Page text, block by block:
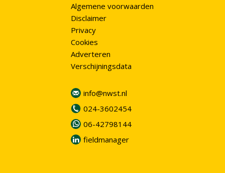
Algemene voorwaarden
Disclaimer
Privacy
Cookies
Adverteren
Verschijningsdata
info@nwst.nl
024-3602454
06-42798144
fieldmanager